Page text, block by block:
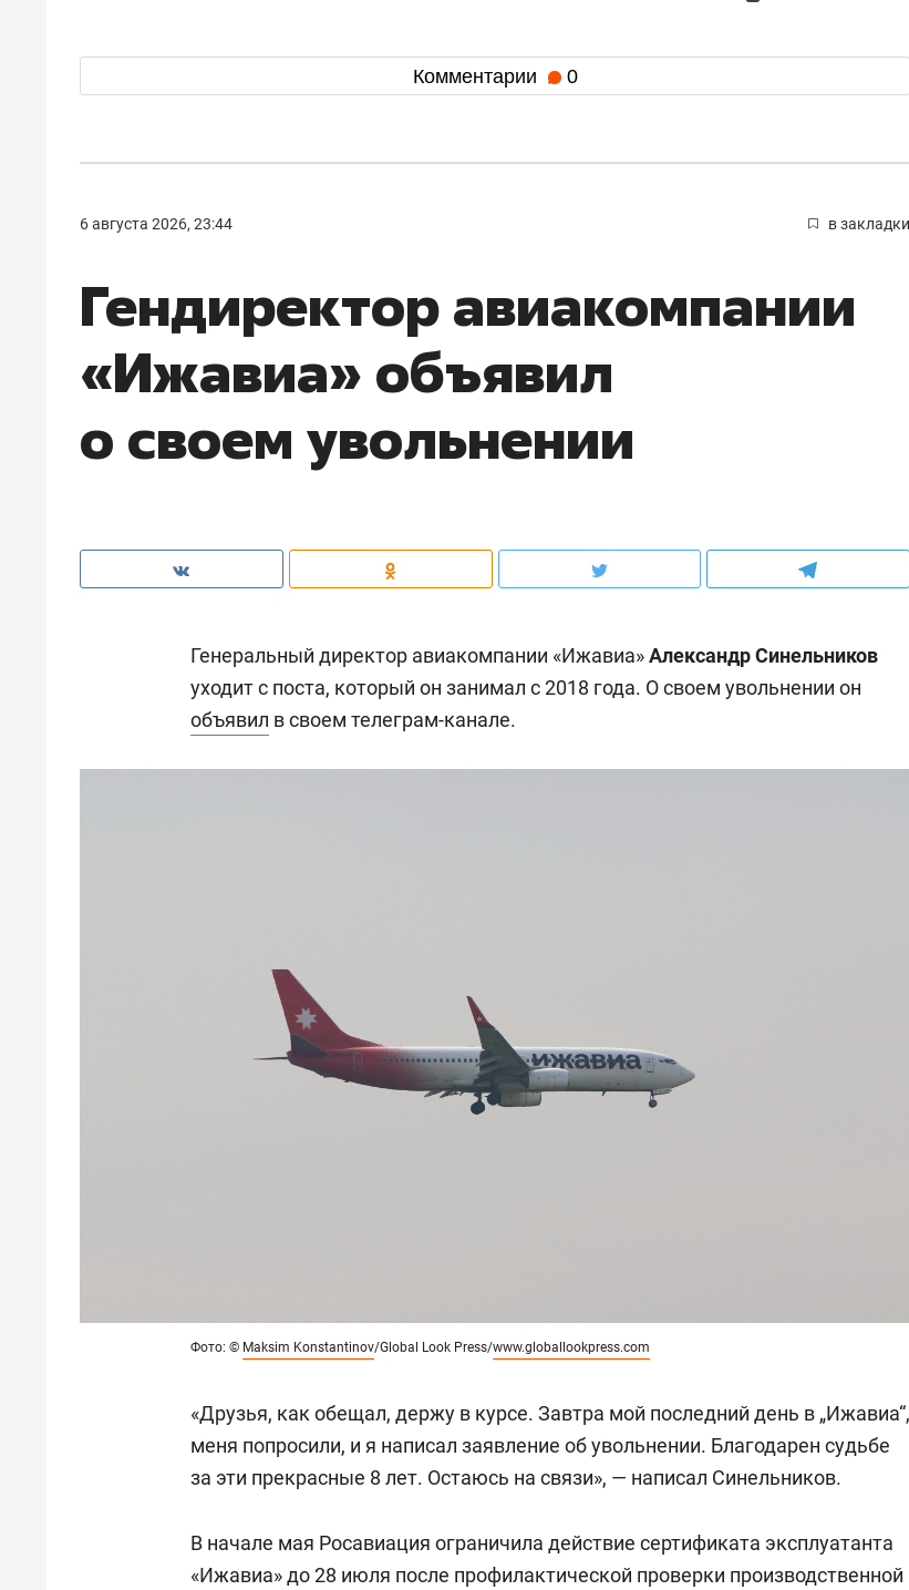
Комментарии 0
6 августа 2026, 23:44 в закладки
Гендиректор авиакомпании
«Ижавиа» объявил
о своем увольнении
Генеральный директор авиакомпании «Ижавиа»Александр Синельников
уходит с поста, который он занимал с 2018 года. О своем увольнении он
объявил в своем телеграм-канале.
Фото: © Maksim Konstantinov/Global Look Press/www.globallookpress.com
«Друзья, как обещал, держу в курсе. Завтра мой последний день в „Ижавиа“,
меня попросили, и я написал заявление об увольнении. Благодарен судьбе
за эти прекрасные 8 лет. Остаюсь на связи», — написал Синельников.
В начале мая Росавиация ограничила действие сертификата эксплуатанта
«Ижавиа» до 28 июля после профилактической проверки производственной